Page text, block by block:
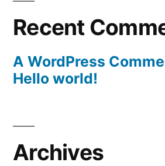
Recent
A WordPress
Hello world!
Archives